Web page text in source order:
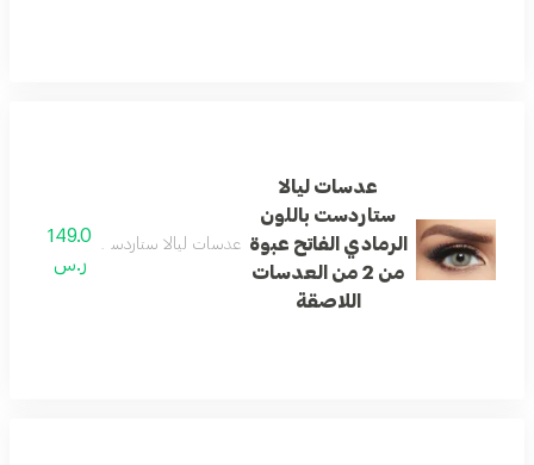
عدسات ليالا
ستاردست باللون
الرمادي الفاتح عبوة
من 2 من العدسات
اللاصقة
عدسات ليالا ستاردست باللون الرمادي الفاتح عبوة
149.0
ر.س